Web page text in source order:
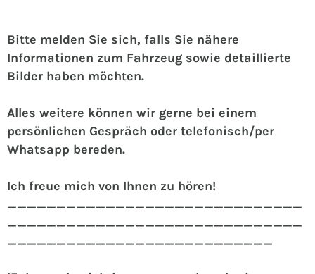
Bitte melden Sie sich, falls Sie nähere
Informationen zum Fahrzeug sowie detaillierte
Bilder haben möchten.
Alles weitere können wir gerne bei einem
persönlichen Gespräch oder telefonisch/per
Whatsapp bereden.
Ich freue mich von Ihnen zu hören!
______________________________
______________________________
___________________________